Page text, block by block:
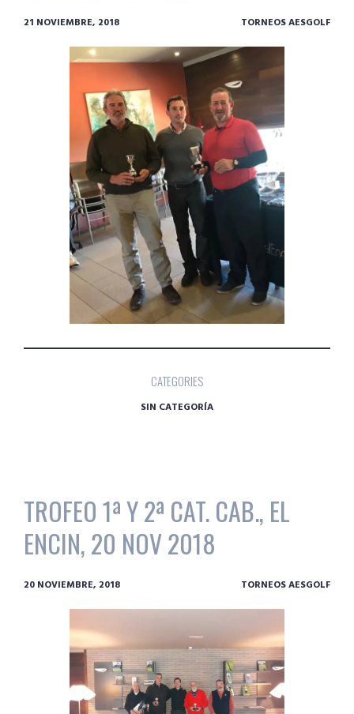
21 NOVIEMBRE, 2018 TORNEOS AESGOLF
CATEGORIES
SIN CATEGORÍA
TROFEO 1ª Y 2ª CAT. CAB., EL
ENCIN, 20 NOV 2018
20 NOVIEMBRE, 2018 TORNEOS AESGOLF